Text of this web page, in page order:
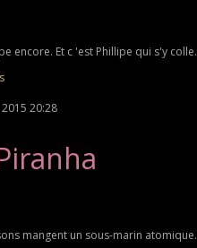
encore. Et c 'est Phillipe qui s'y colle.
20:28
mangent un sous-marin atomique.